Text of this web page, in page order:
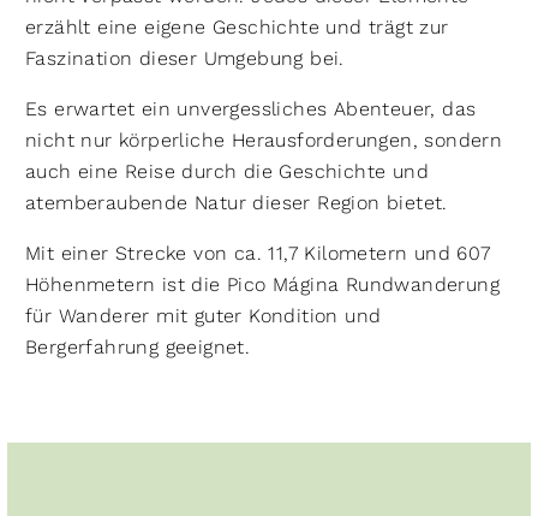
erzählt eine eigene Geschichte und trägt zur
Faszination dieser Umgebung bei.
Es erwartet ein unvergessliches Abenteuer, das
nicht nur körperliche Herausforderungen, sondern
auch eine Reise durch die Geschichte und
atemberaubende Natur dieser Region bietet.
Mit einer Strecke von ca. 11,7 Kilometern und 607
Höhenmetern ist die Pico Mágina Rundwanderung
für Wanderer mit guter Kondition und
Bergerfahrung geeignet.